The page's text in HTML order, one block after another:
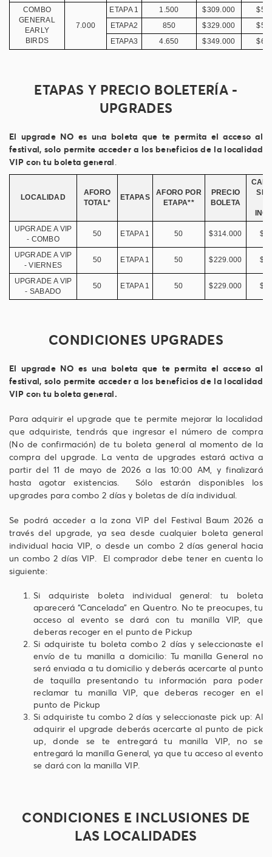
COMBO
GENERAL
EARLY
BIRDS
7.000
ETAPA 1 1.500 $309.000
ETAPA2
850 $329.000
ETAPA3
4.650 $349.000
ETAPAS Y PRECIO BOLETERÍA -
UPGRADES
El upgrade NO es una boleta que te permita el acceso al
festival, solo permite acceder a los beneficios de la localidad
VIP con tu boleta general.
LOCALIDAD
AFORO
TOTAL*
ETAPAS
AFORO POR
ETAPA**
PRECIO
BOLETA
UPGRADE A VIP
- COMBO
50 ETAPA 1 50 $314.000
UPGRADE A VIP
- VIERNES
50 ETAPA 1 50 $229.000
UPGRADE A VIP
- SABADO
50 ETAPA 1 50 $229.000
CONDICIONES UPGRADES
El upgrade NO es una boleta que te permita el acceso al
festival, solo permite acceder a los beneficios de la localidad
VIP con tu boleta general.
Para adquirir el upgrade que te permite mejorar la localidad
que adquiriste, tendrás que ingresar el número de compra
(No de confirmación) de tu boleta general al momento de la
compra del upgrade. La venta de upgrades estará activa a
partir del 11 de mayo de 2026 a las 10:00 AM, y finalizará
hasta agotar existencias. Sólo estarán disponibles los
upgrades para combo 2 días y boletas de día individual.
Se podrá acceder a la zona VIP del Festival Baum 2026 a
través del upgrade, ya sea desde cualquier boleta general
individual hacia VIP, o desde un combo 2 días general hacia
un combo 2 días VIP. El comprador debe tener en cuenta lo
siguiente:
Si adquiriste boleta individual general: tu boleta
aparecerá “Cancelada” en Quentro. No te preocupes, tu
acceso al evento se dará con tu manilla VIP, que
deberas recoger en el punto de Pickup
Si adquiriste tu boleta combo 2 días y seleccionaste el
envío de tu manilla a domicilio: Tu manilla General no
será enviada a tu domicilio y deberás acercarte al punto
de taquilla presentando tu información para poder
reclamar tu manilla VIP, que deberas recoger en el
punto de Pickup
Si adquiriste tu combo 2 días y seleccionaste pick up: Al
adquirir el upgrade deberás acercarte al punto de pick
up, donde se te entregará tu manilla VIP, no se
entregará la manilla General, ya que tu acceso al evento
se dará con la manilla VIP.
CONDICIONES E INCLUSIONES DE
LAS LOCALIDADES